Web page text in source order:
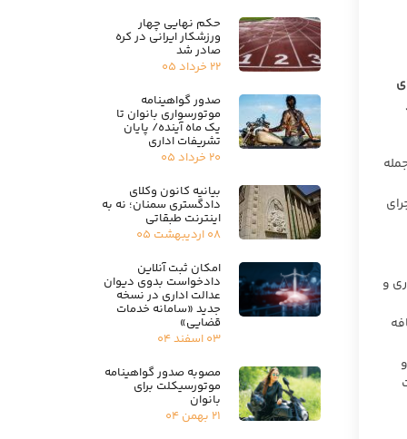
و
حکم نهایی چهار
ورزشکار ایرانی در کره
صادر شد
۲۲ خرداد ۰۵
صدور گواهینامه
موتورسواری بانوان تا
یک ماه آینده/ پایان
تشریفات اداری
۲۰ خرداد ۰۵
بیانیه کانون وکلای
دادگستری سمنان؛ نه به
اینترنت طبقاتی
۰۸ اردیبهشت ۰۵
امکان ثبت آنلاین
دادخواست بدوی دیوان
عدالت اداری در نسخه
جدید «سامانه خدمات
قضایی»
۰۳ اسفند ۰۴
مصوبه صدور گواهینامه
موتورسیکلت برای
بانوان
۲۱ بهمن ۰۴